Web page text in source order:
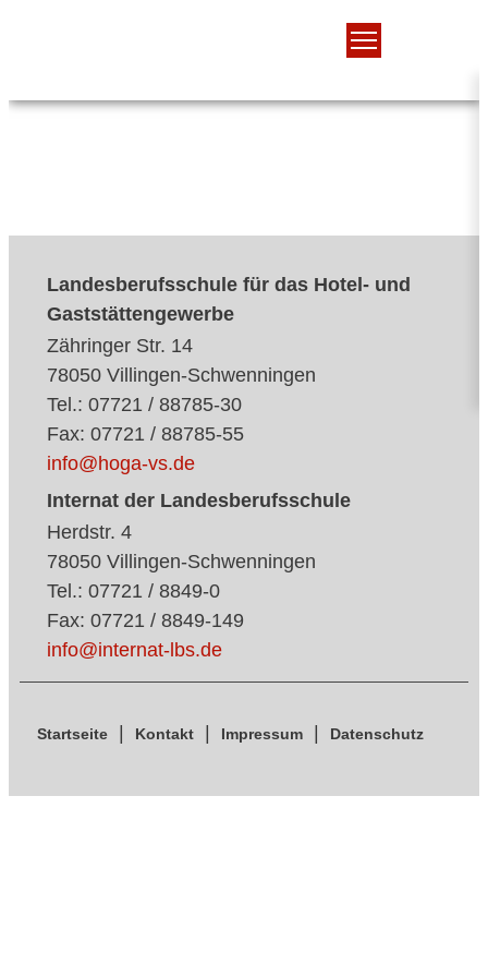
Landesberufsschule für das Hotel- und
Gaststättengewerbe
Zähringer Str. 14
78050 Villingen-Schwenningen
Tel.: 07721 / 88785-30
Fax: 07721 / 88785-55
info@hoga-vs.de
Internat der Landesberufsschule
Herdstr. 4
78050 Villingen-Schwenningen
Tel.: 07721 / 8849-0
Fax: 07721 / 8849-149
info@internat-lbs.de
Startseite Kontakt Impressum Datenschutz